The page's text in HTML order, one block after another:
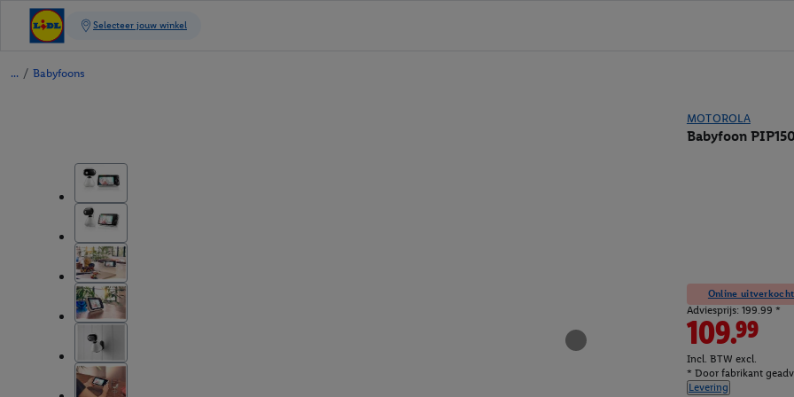
/ Babyfoons
MOTOROLA
Babyfoon
Online
Adviesprijs: 199.99 *
109.99
Incl. BTW excl.
* Door fabrikant
Levering